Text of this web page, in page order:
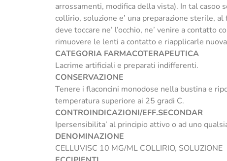
arrossamenti, modifica della vista). In tal
collirio, soluzione e’ una preparazione sterile,
deve toccare ne’ l’occhio, ne’ venire a
rimuovere le lenti a contatto e riapplicarle
CATEGORIA FARMACOTERAPEUTICA
Lacrime artificiali e preparati indifferenti.
CONSERVAZIONE
Tenere i flaconcini monodose nella bustina e
temperatura superiore ai 25 gradi C.
CONTROINDICAZIONI/EFF.SECONDAR
Ipersensibilita’ al principio attivo o ad uno
DENOMINAZIONE
CELLUVISC 10 MG/ML COLLIRIO, SOLUZIONE